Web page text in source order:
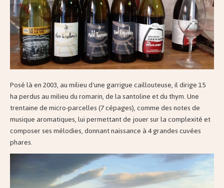
Posé là en 2003, au milieu d'une garrigue caillouteuse, il dirige 15
ha perdus au milieu du romarin, de la santoline et du thym. Une
trentaine de micro-parcelles (7 cépages), comme des notes de
musique aromatiques, lui permettant de jouer sur la complexité et
composer ses mélodies, donnant naissance à 4 grandes cuvées
phares.